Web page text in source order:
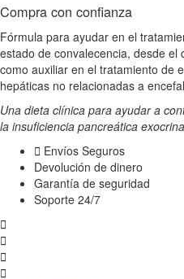
Compra con confianza
Fórmula para ayudar en el
estado de convalecencia, desde
como auxiliar en el tratamiento de
hepáticas no relacionadas a
Una dieta clínica para ayudar a
la insuficiencia pancreática
Envíos Seguros
Devolución de dinero
Garantía de seguridad
Soporte 24/7